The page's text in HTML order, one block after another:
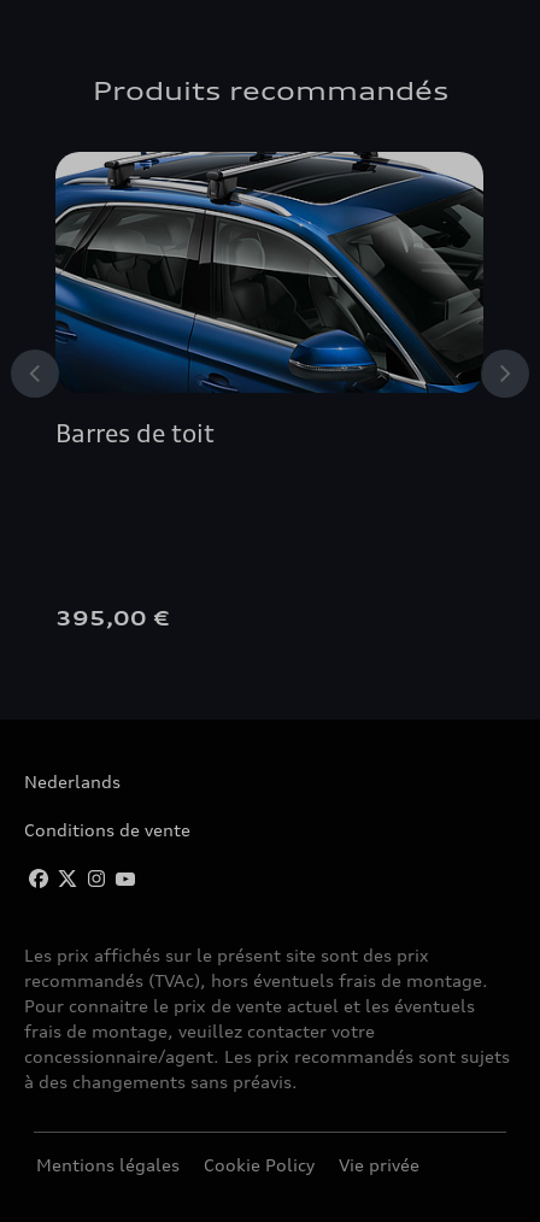
A4 ALLROAD QUATTRO
A4 AVANT
A4 BERLINE
A5 AVANT
A6 AVANT
A6 SPORTBACK E-TRON
A7 SPORTBACK
Produits recommandés
Barres de toit
395,00 €
Nederlands
Conditions de vente
Les prix affichés sur le présent site sont des prix
recommandés (TVAc), hors éventuels frais de montage.
Pour connaitre le prix de vente actuel et les éventuels
frais de montage, veuillez contacter votre
concessionnaire/agent. Les prix recommandés sont sujets
à des changements sans préavis.
Mentions légales Cookie Policy Vie privée